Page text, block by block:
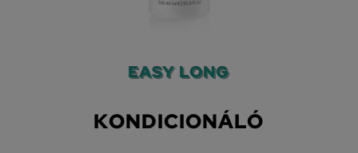
EASY LONG
KONDICIONÁLÓ